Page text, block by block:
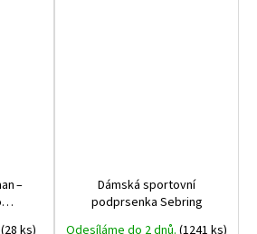
–
g, elastické,
Dámská sportovní
podprsenka Sebring